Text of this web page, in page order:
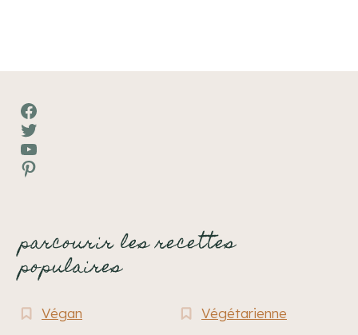
Facebook
Twitter
YouTube
Pinterest
parcourir les recettes
populaires
Végan
Végétarienne